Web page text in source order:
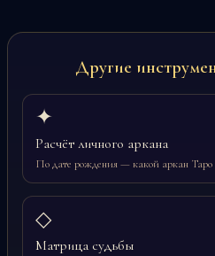
Другие
✦
Расчёт личного аркана
По дате рождения — какой аркан Таро
◇
Матрица судьбы